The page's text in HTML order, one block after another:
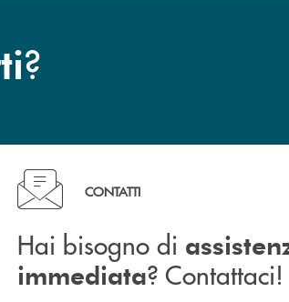
?
Hai bisogno di assistenza immediata ?
CONTATTI
Hai bisogno di
immediata? Contattaci!